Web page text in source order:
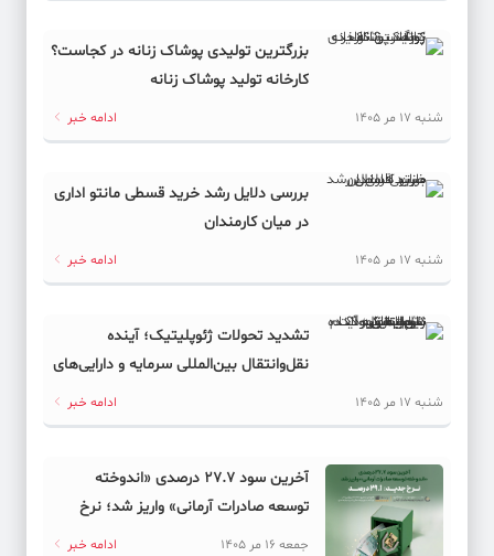
بزرگترین تولیدی پوشاک زنانه در کجاست؟
کارخانه تولید پوشاک زنانه
شنبه 17 مر 1405 ادامه خبر
بررسی دلایل رشد خرید قسطی مانتو اداری
در میان کارمندان
شنبه 17 مر 1405 ادامه خبر
تشدید تحولات ژئوپلیتیک؛ آینده
نقل‌وانتقال بین‌المللی سرمایه و دارایی‌های
شنبه 17 مر 1405 ادامه خبر
آخرین سود ۲۷.۷ درصدی «اندوخته
توسعه صادرات آرمانی» واریز شد؛ نرخ
جدید ۲۹.۱ درصد
جمعه 16 مر 1405 ادامه خبر